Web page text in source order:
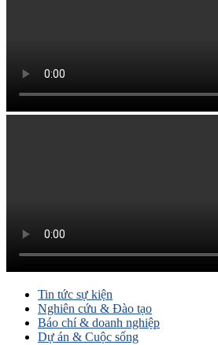
Tin tức sự kiện
Nghiên cứu & Đào tạo
Báo chí & doanh nghiệp
Dự án & Cuộc sống